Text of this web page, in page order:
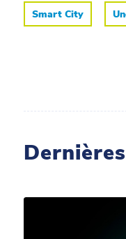
Smart City